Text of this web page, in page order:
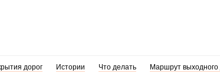
дорог Истории Что делать Маршрут выходного